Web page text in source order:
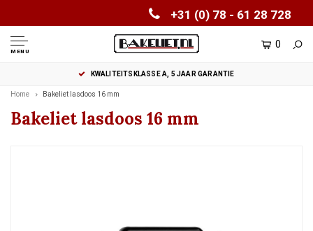
+31 (0) 78 - 61 28 728
MENU
0
KWALITEITSKLASSE A, 5 JAAR GARANTIE
Home Bakeliet lasdoos 16 mm
Bakeliet lasdoos 16 mm